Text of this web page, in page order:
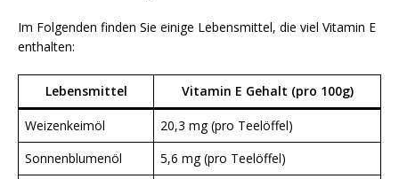
Im Folgenden finden Sie einige Lebensmittel, die viel Vitamin E
enthalten:
Lebensmittel Vitamin E Gehalt (pro 100g)
Weizenkeimöl
20,3 mg (pro Teelöffel)
Sonnenblumenöl
5,6 mg (pro Teelöffel)